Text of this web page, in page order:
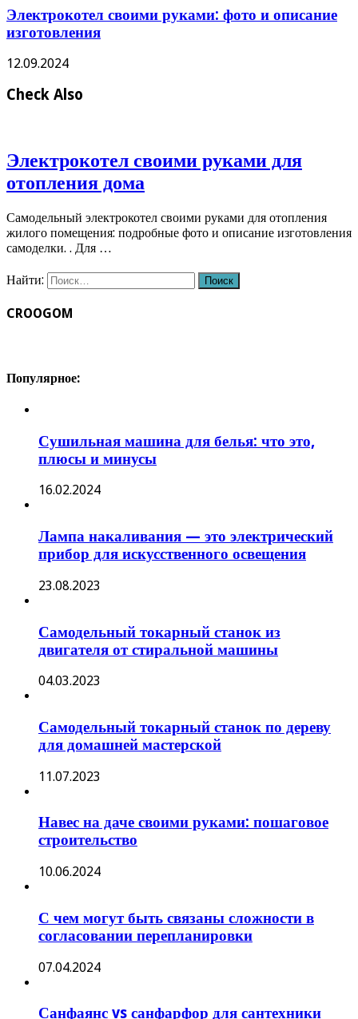
Электрокотел своими руками: фото и описание
изготовления
12.09.2024
Check Also
Электрокотел своими руками для
отопления дома
Самодельный электрокотел своими руками для отопления
жилого помещения: подробные фото и описание изготовления
самоделки. . Для …
Найти:
CROOGOM
Популярное:
Сушильная машина для белья: что это,
плюсы и минусы
16.02.2024
Лампа накаливания — это электрический
прибор для искусственного освещения
23.08.2023
Самодельный токарный станок из
двигателя от стиральной машины
04.03.2023
Самодельный токарный станок по дереву
для домашней мастерской
11.07.2023
Навес на даче своими руками: пошаговое
строительство
10.06.2024
С чем могут быть связаны сложности в
согласовании перепланировки
07.04.2024
Санфаянс vs санфарфор для сантехники